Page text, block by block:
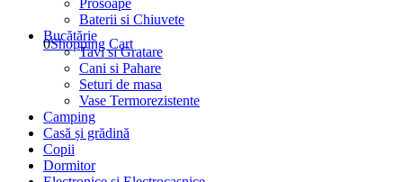
0Shopping Cart
Prosoape
Baterii si Chiuvete
Bucătărie
Tavi si Gratare
Cani si Pahare
Seturi de masa
Vase Termorezistente
Camping
Casă și grădină
Copii
Dormitor